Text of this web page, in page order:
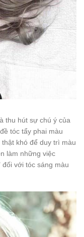
thu hút sự chú ý của
tóc tẩy phai màu
khó để duy trì màu
làm những việc
với tóc sáng màu